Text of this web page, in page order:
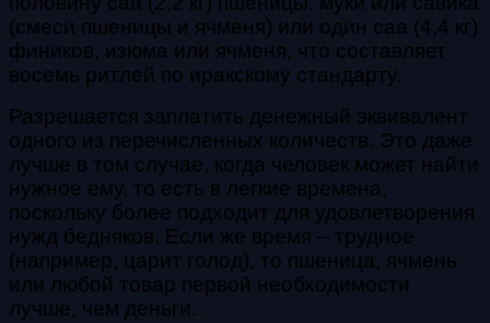
(смеси пшеницы и ячменя) или один саа (4,4 кг)
фиников, изюма или ячменя, что составляет
восемь ритлей по иракскому стандарту.
Разрешается заплатить денежный эквивалент
одного из перечисленных количеств. Это даже
лучше в том случае, когда человек может найти
нужное ему, то есть в легкие времена,
поскольку более подходит для удовлетворения
нужд бедняков. Если же время – трудное
(например, царит голод), то пшеница, ячмень
или любой товар первой необходимости
лучше, чем деньги.